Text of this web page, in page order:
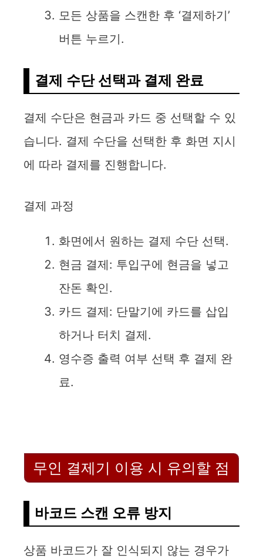
모든 상품을 스캔한 후 ‘결제하기’
버튼 누르기.
결제 수단 선택과 결제 완료
결제 수단은 현금과 카드 중 선택할 수 있
습니다. 결제 수단을 선택한 후 화면 지시
에 따라 결제를 진행합니다.
결제 과정
화면에서 원하는 결제 수단 선택.
현금 결제: 투입구에 현금을 넣고
잔돈 확인.
카드 결제: 단말기에 카드를 삽입
하거나 터치 결제.
영수증 출력 여부 선택 후 결제 완
료.
무인 결제기 이용 시 유의할 점
바코드 스캔 오류 방지
상품 바코드가 잘 인식되지 않는 경우가